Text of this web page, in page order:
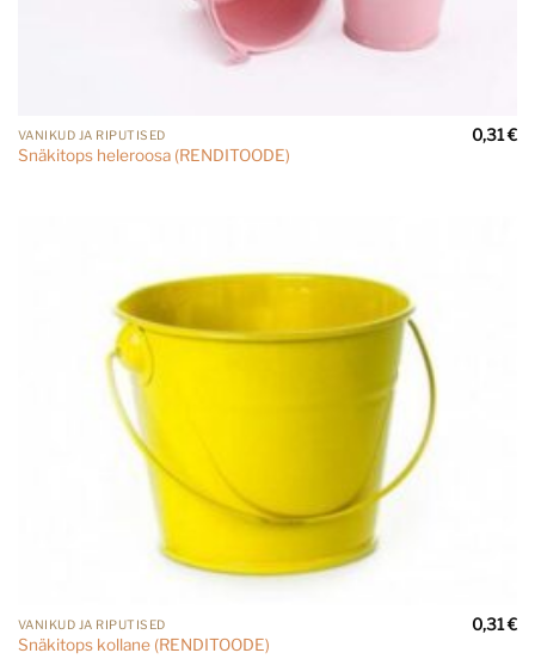
VANIKUD JA RIPUTISED
Snäkitops heleroosa (RENDITOODE)
0,31€
VANIKUD JA RIPUTISED
Snäkitops kollane (RENDITOODE)
0,31€